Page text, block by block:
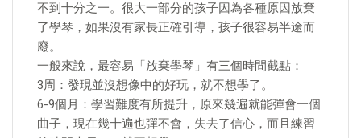
不到十分之一。很大一部分的孩子因為各種原因放棄
了學琴，如果沒有家長正確引導，孩子很容易半途而
廢。
一般來說，最容易「放棄學琴」有三個時間截點：
3周：發現並沒想像中的好玩，就不想學了。
6-9個月：學習難度有所提升，原來幾遍就能彈會一個
曲子，現在幾十遍也彈不會，失去了信心，而且練習